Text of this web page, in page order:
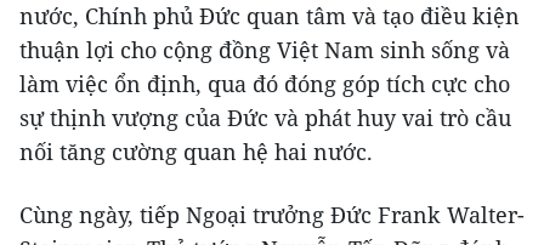
nước, Chính phủ Đức quan tâm và tạo điều kiện
thuận lợi cho cộng đồng Việt Nam sinh sống và
làm việc ổn định, qua đó đóng góp tích cực cho
sự thịnh vượng của Đức và phát huy vai trò cầu
nối tăng cường quan hệ hai nước.
Cùng ngày, tiếp Ngoại trưởng Đức Frank Walter-